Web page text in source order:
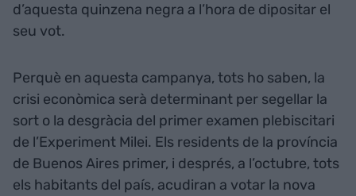
d’aquesta quinzena negra a l’hora de dipositar el
seu vot.
Perquè en aquesta campanya, tots ho saben, la
crisi econòmica serà determinant per segellar la
sort o la desgràcia del primer examen plebiscitari
de l’Experiment Milei. Els residents de la província
de Buenos Aires primer, i després, a l’octubre, tots
els habitants del país, acudiran a votar la nova